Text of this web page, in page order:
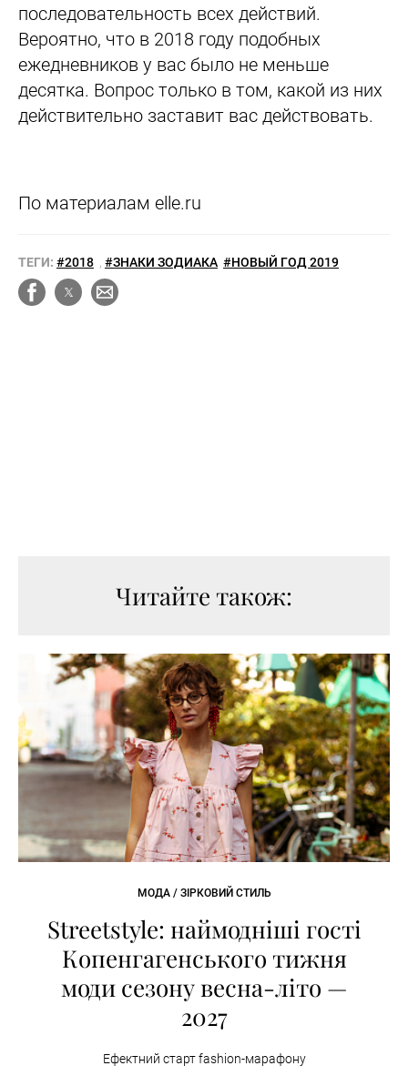
последовательность всех действий.
Вероятно, что в 2018 году подобных
ежедневников у вас было не меньше
десятка. Вопрос только в том, какой из них
действительно заставит вас действовать.
По материалам elle.ru
ТЕГИ: #2018 #ЗНАКИ ЗОДИАКА #НОВЫЙ ГОД 2019
Читайте також:
МОДА / ЗІРКОВИЙ СТИЛЬ
Streetstyle: наймодніші гості
Копенгагенського тижня
моди сезону весна-літо —
2027
Ефектний старт fashion-марафону